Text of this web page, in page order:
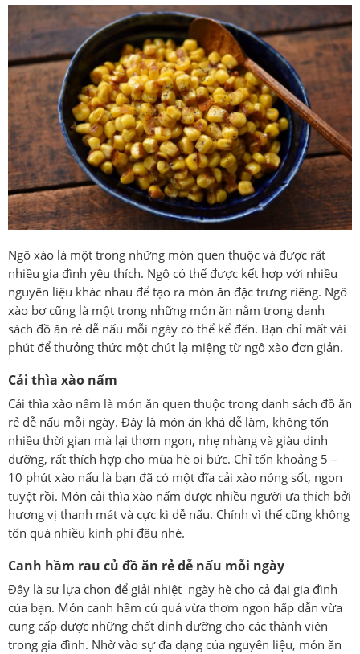
Ngô xào là một trong những món quen thuộc và được rất
nhiều gia đình yêu thích. Ngô có thể được kết hợp với nhiều
nguyên liệu khác nhau để tạo ra món ăn đặc trưng riêng. Ngô
xào bơ cũng là một trong những món ăn nằm trong danh
sách đồ ăn rẻ dễ nấu mỗi ngày có thể kể đến. Bạn chỉ mất vài
phút để thưởng thức một chút lạ miệng từ ngô xào đơn giản.
Cải thìa xào nấm
Cải thìa xào nấm là món ăn quen thuộc trong danh sách đồ ăn
rẻ dễ nấu mỗi ngày. Đây là món ăn khá dễ làm, không tốn
nhiều thời gian mà lại thơm ngon, nhẹ nhàng và giàu dinh
dưỡng, rất thích hợp cho mùa hè oi bức. Chỉ tốn khoảng 5 –
10 phút xào nấu là bạn đã có một đĩa cải xào nóng sốt, ngon
tuyệt rồi. Món cải thìa xào nấm được nhiều người ưa thích bởi
hương vị thanh mát và cực kì dễ nấu. Chính vì thế cũng không
tốn quá nhiều kinh phí đâu nhé.
Canh hầm rau củ đồ ăn rẻ dễ nấu mỗi ngày
Đây là sự lựa chọn để giải nhiệt ngày hè cho cả đại gia đình
của bạn. Món canh hầm củ quả vừa thơm ngon hấp dẫn vừa
cung cấp được những chất dinh dưỡng cho các thành viên
trong gia đình. Nhờ vào sự đa dạng của nguyên liệu, món ăn